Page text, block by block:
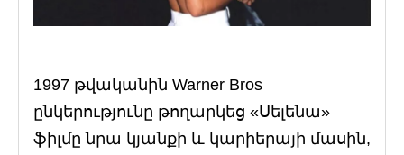
1997 թվականին Warner Bros
ընկերությունը թողարկեց «Սելենա»
ֆիլմը նրա կյանքի և կարիերայի մասին,